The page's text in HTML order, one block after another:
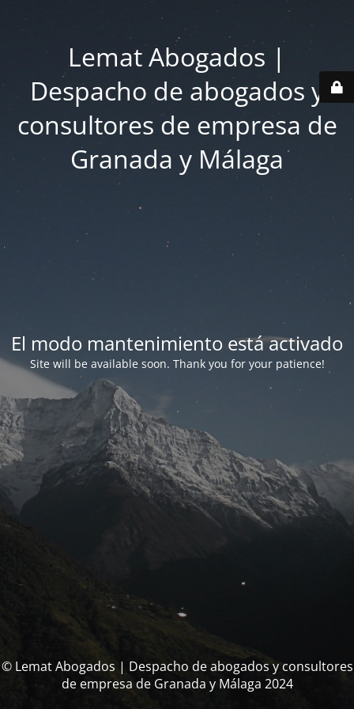
Lemat Abogados |
Despacho de abogados y
consultores de empresa de
Granada y Málaga
El modo mantenimiento está activado
Site will be available soon. Thank you for your patience!
© Lemat Abogados | Despacho de abogados y consultores
de empresa de Granada y Málaga 2024